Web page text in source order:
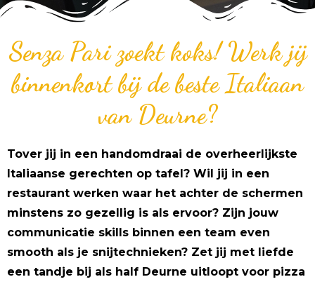
Senza Pari zoekt koks! Werk jij
binnenkort bij de beste Italiaan
van Deurne?
Tover jij in een handomdraai de overheerlijkste
Italiaanse gerechten op tafel? Wil jij in een
restaurant werken waar het achter de schermen
minstens zo gezellig is als ervoor? Zijn jouw
communicatie skills binnen een team even
smooth als je snijtechnieken? Zet jij met liefde
een tandje bij als half Deurne uitloopt voor pizza